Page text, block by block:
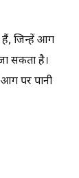
हैं, जिन्हें आग
सकता है।
पर पानी